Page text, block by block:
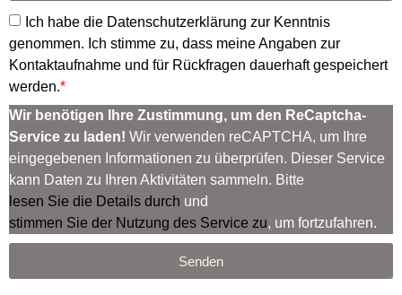
Ich habe die Datenschutzerklärung zur Kenntnis
genommen. Ich stimme zu, dass meine Angaben zur
Kontaktaufnahme und für Rückfragen dauerhaft gespeichert
werden.*
Wir benötigen Ihre Zustimmung, um den ReCaptcha-
Service zu laden! Wir verwenden reCAPTCHA, um Ihre
eingegebenen Informationen zu überprüfen. Dieser Service
kann Daten zu Ihren Aktivitäten sammeln. Bitte
lesen Sie die Details durch und
stimmen Sie der Nutzung des Service zu, um fortzufahren.
Senden